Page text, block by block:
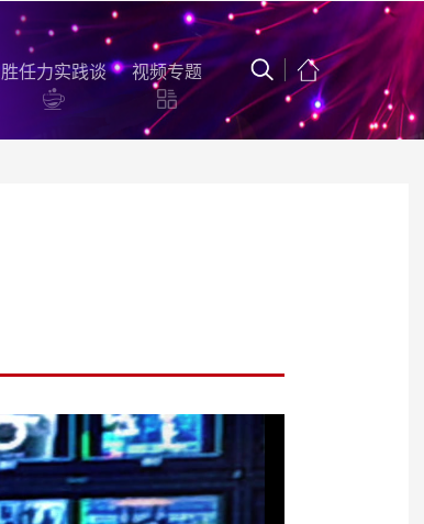
胜任力实践谈 视频专题